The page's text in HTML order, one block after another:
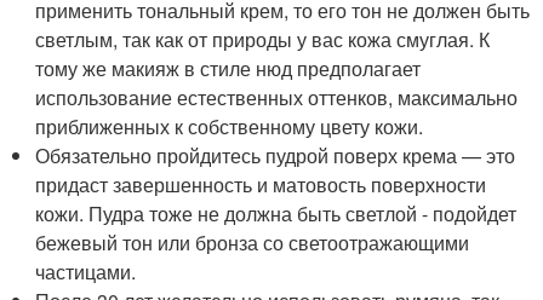
применить тональный крем, то его тон не должен быть
светлым, так как от природы у вас кожа смуглая. К
тому же макияж в стиле нюд предполагает
использование естественных оттенков, максимально
приближенных к собственному цвету кожи.
Обязательно пройдитесь пудрой поверх крема — это
придаст завершенность и матовость поверхности
кожи. Пудра тоже не должна быть светлой - подойдет
бежевый тон или бронза со светоотражающими
частицами.